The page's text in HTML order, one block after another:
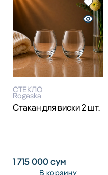
СТЕКЛО
Rogaska
Стакан для виски 2 шт.
1 715 000сум
В корзину